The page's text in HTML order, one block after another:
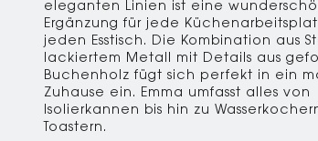
eleganten Linien ist eine
Ergänzung für jede
jeden Esstisch. Die Kombination aus
lackiertem Metall mit Details aus
Buchenholz fügt sich perfekt in ein
Zuhause ein. Emma umfasst alles von
Isolierkannen bis hin zu
Toastern.